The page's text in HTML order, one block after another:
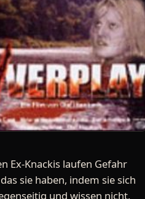
Ex-Knackis laufen Gefahr
sie haben, indem sie sich
und wissen nicht,